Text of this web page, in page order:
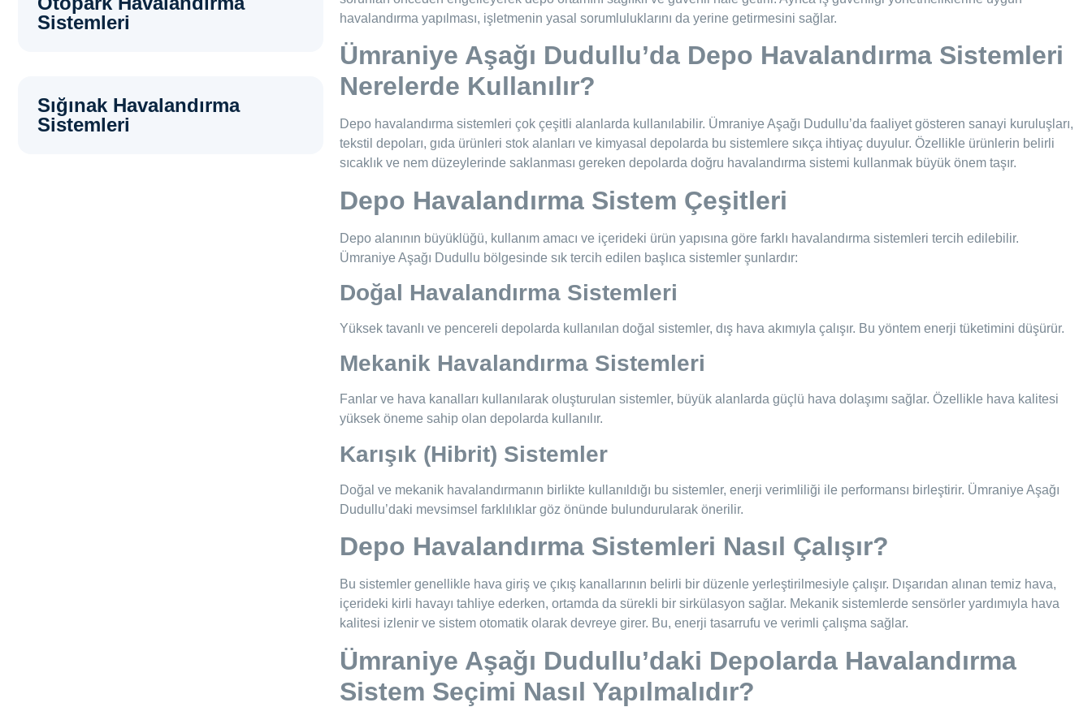
Sistemleri
Sığınak Havalandırma
Sistemleri
havalandırma yapılması, işletmenin yasal sorumluluklarını da yerine getirmesini sağlar.
Ümraniye Aşağı Dudullu’da Depo Havalandırma Sistemleri
Nerelerde Kullanılır?
Depo havalandırma sistemleri çok çeşitli alanlarda kullanılabilir. Ümraniye Aşağı Dudullu’da faaliyet gösteren sanayi kuruluşları,
tekstil depoları, gıda ürünleri stok alanları ve kimyasal depolarda bu sistemlere sıkça ihtiyaç duyulur. Özellikle ürünlerin belirli
sıcaklık ve nem düzeylerinde saklanması gereken depolarda doğru havalandırma sistemi kullanmak büyük önem taşır.
Depo Havalandırma Sistem Çeşitleri
Depo alanının büyüklüğü, kullanım amacı ve içerideki ürün yapısına göre farklı havalandırma sistemleri tercih edilebilir.
Ümraniye Aşağı Dudullu bölgesinde sık tercih edilen başlıca sistemler şunlardır:
Doğal Havalandırma Sistemleri
Yüksek tavanlı ve pencereli depolarda kullanılan doğal sistemler, dış hava akımıyla çalışır. Bu yöntem enerji tüketimini düşürür.
Mekanik Havalandırma Sistemleri
Fanlar ve hava kanalları kullanılarak oluşturulan sistemler, büyük alanlarda güçlü hava dolaşımı sağlar. Özellikle hava kalitesi
yüksek öneme sahip olan depolarda kullanılır.
Karışık (Hibrit) Sistemler
Doğal ve mekanik havalandırmanın birlikte kullanıldığı bu sistemler, enerji verimliliği ile performansı birleştirir. Ümraniye Aşağı
Dudullu’daki mevsimsel farklılıklar göz önünde bulundurularak önerilir.
Depo Havalandırma Sistemleri Nasıl Çalışır?
Bu sistemler genellikle hava giriş ve çıkış kanallarının belirli bir düzenle yerleştirilmesiyle çalışır. Dışarıdan alınan temiz hava,
içerideki kirli havayı tahliye ederken, ortamda da sürekli bir sirkülasyon sağlar. Mekanik sistemlerde sensörler yardımıyla hava
kalitesi izlenir ve sistem otomatik olarak devreye girer. Bu, enerji tasarrufu ve verimli çalışma sağlar.
Ümraniye Aşağı Dudullu’daki Depolarda Havalandırma
Sistem Seçimi Nasıl Yapılmalıdır?